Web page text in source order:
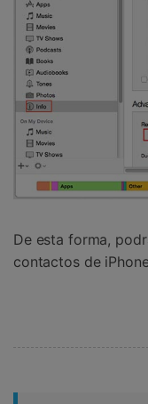
De esta forma,
contactos de